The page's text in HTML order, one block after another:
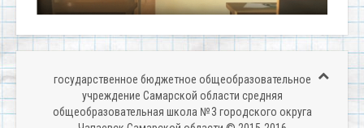
государственное бюджетное общеобразовательное
учреждение Самарской области средняя
общеобразовательная школа № 3 городского округа